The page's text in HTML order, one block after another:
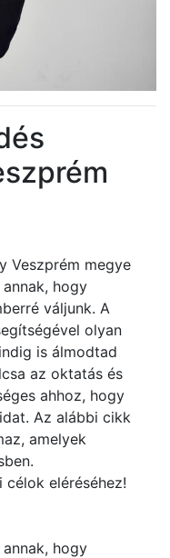
Veszprém megye
hogy
váljunk. A
olyan
is álmodtad
az oktatás és
ahhoz, hogy
Az alábbi cikk
amelyek
célok eléréséhez!
hogy